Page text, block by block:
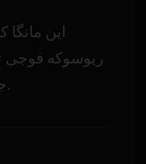
این
ریوسوکه فوجی
جایزه مانگا کودانشا در رده شونن شد.